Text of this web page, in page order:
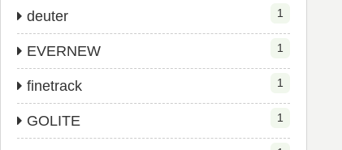
deuter 1
EVERNEW 1
finetrack 1
GOLITE 1